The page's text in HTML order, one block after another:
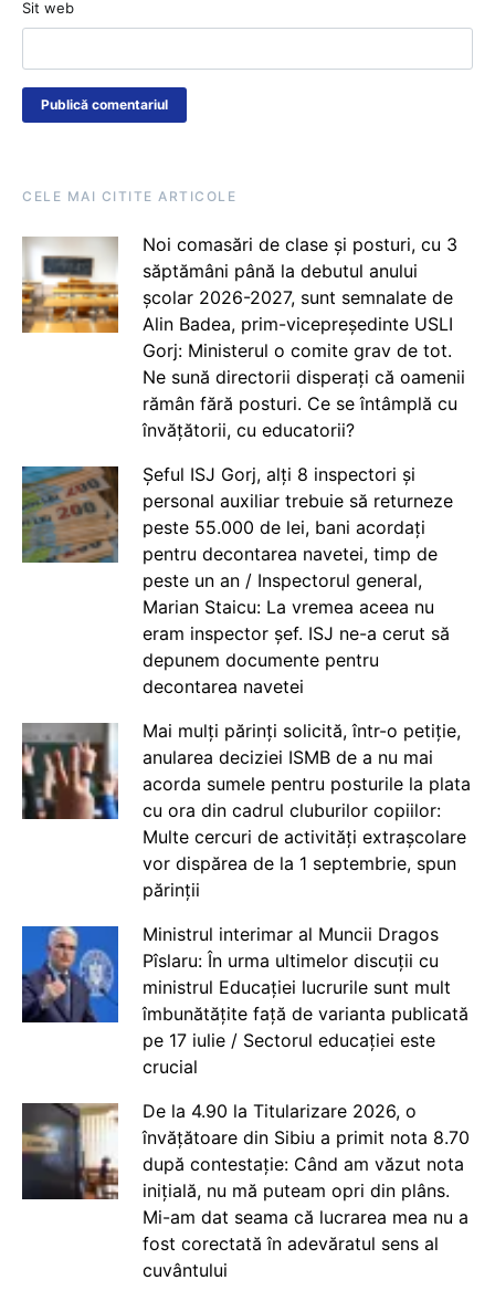
Sit web
CELE MAI CITITE ARTICOLE
Noi comasări de clase și posturi, cu 3
săptămâni până la debutul anului
școlar 2026-2027, sunt semnalate de
Alin Badea, prim-vicepreședinte USLI
Gorj: Ministerul o comite grav de tot.
Ne sună directorii disperați că oamenii
rămân fără posturi. Ce se întâmplă cu
învățătorii, cu educatorii?
Șeful ISJ Gorj, alți 8 inspectori și
personal auxiliar trebuie să returneze
peste 55.000 de lei, bani acordați
pentru decontarea navetei, timp de
peste un an / Inspectorul general,
Marian Staicu: La vremea aceea nu
eram inspector șef. ISJ ne-a cerut să
depunem documente pentru
decontarea navetei
Mai mulți părinți solicită, într-o petiție,
anularea deciziei ISMB de a nu mai
acorda sumele pentru posturile la plata
cu ora din cadrul cluburilor copiilor:
Multe cercuri de activități extrașcolare
vor dispărea de la 1 septembrie, spun
părinții
Ministrul interimar al Muncii Dragos
Pîslaru: În urma ultimelor discuții cu
ministrul Educației lucrurile sunt mult
îmbunătățite față de varianta publicată
pe 17 iulie / Sectorul educației este
crucial
De la 4.90 la Titularizare 2026, o
învățătoare din Sibiu a primit nota 8.70
după contestație: Când am văzut nota
inițială, nu mă puteam opri din plâns.
Mi-am dat seama că lucrarea mea nu a
fost corectată în adevăratul sens al
cuvântului